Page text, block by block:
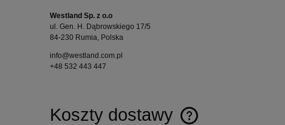
Westland Sp. z o.o
ul. Gen. H. Dąbrowskiego 17/5
84-230 Rumia, Polska
info@westland.com.pl
+48 532 443 447
Koszty dostawy